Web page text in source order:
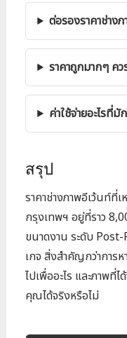
ต่อรองราคาช่าง
ราคาถูกมากๆ คว
ค่าใช้จ่ายอะไรที่มั
สรุป
ราคาช่างภาพอีเว้นท์ที่
กรุงเทพฯ อยู่ที่ราว
ขนาดงาน ระดับ
เกจ สิ่งสำคัญกว่าการห
ไปเพื่ออะไร และภาพที่
คุณได้จริงหรือไม่